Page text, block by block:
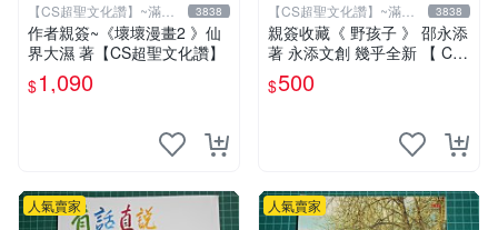
【CS超聖文化讚】~滿千
元送運
3838
作者親簽~《壞壞漫畫2 》仙
界大濕 著【CS超聖文化讚】
$1,090
【CS超聖文化讚】~滿千
元送運
3838
親簽收藏《 野孩子 》 邵永添
著 永添文創 幾乎全新 【 CS
超聖文化2讚】
$500
人氣賣家 人氣賣家